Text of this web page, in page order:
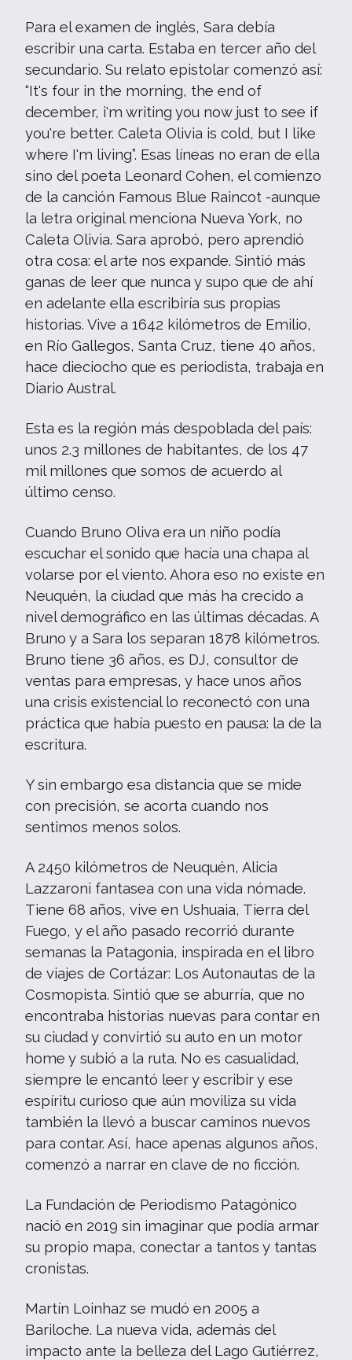
Para el examen de inglés, Sara debía
escribir una carta. Estaba en tercer año del
secundario. Su relato epistolar comenzó así:
“It's four in the morning, the end of
december, i'm writing you now just to see if
you're better. Caleta Olivia is cold, but I like
where I'm living”. Esas líneas no eran de ella
sino del poeta Leonard Cohen, el comienzo
de la canción Famous Blue Raincot -aunque
la letra original menciona Nueva York, no
Caleta Olivia. Sara aprobó, pero aprendió
otra cosa: el arte nos expande. Sintió más
ganas de leer que nunca y supo que de ahí
en adelante ella escribiría sus propias
historias. Vive a 1642 kilómetros de Emilio,
en Río Gallegos, Santa Cruz, tiene 40 años,
hace dieciocho que es periodista, trabaja en
Diario Austral.
Esta es la región más despoblada del país:
unos 2.3 millones de habitantes, de los 47
mil millones que somos de acuerdo al
último censo.
Cuando Bruno Oliva era un niño podía
escuchar el sonido que hacía una chapa al
volarse por el viento. Ahora eso no existe en
Neuquén, la ciudad que más ha crecido a
nivel demográfico en las últimas décadas. A
Bruno y a Sara los separan 1878 kilómetros.
Bruno tiene 36 años, es DJ, consultor de
ventas para empresas, y hace unos años
una crisis existencial lo reconectó con una
práctica que había puesto en pausa: la de la
escritura.
Y sin embargo esa distancia que se mide
con precisión, se acorta cuando nos
sentimos menos solos.
A 2450 kilómetros de Neuquén, Alicia
Lazzaroni fantasea con una vida nómade.
Tiene 68 años, vive en Ushuaia, Tierra del
Fuego, y el año pasado recorrió durante
semanas la Patagonia, inspirada en el libro
de viajes de Cortázar: Los Autonautas de la
Cosmopista. Sintió que se aburría, que no
encontraba historias nuevas para contar en
su ciudad y convirtió su auto en un motor
home y subió a la ruta. No es casualidad,
siempre le encantó leer y escribir y ese
espíritu curioso que aún moviliza su vida
también la llevó a buscar caminos nuevos
para contar. Así, hace apenas algunos años,
comenzó a narrar en clave de no ficción.
La Fundación de Periodismo Patagónico
nació en 2019 sin imaginar que podía armar
su propio mapa, conectar a tantos y tantas
cronistas.
Martín Loinhaz se mudó en 2005 a
Bariloche. La nueva vida, además del
impacto ante la belleza del Lago Gutiérrez,